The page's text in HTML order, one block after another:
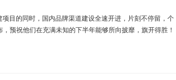
目的同时，国内品牌渠道建设全速开进，片刻不停留，个
预祝他们在充满未知的下半年能够所向披靡，旗开得胜！